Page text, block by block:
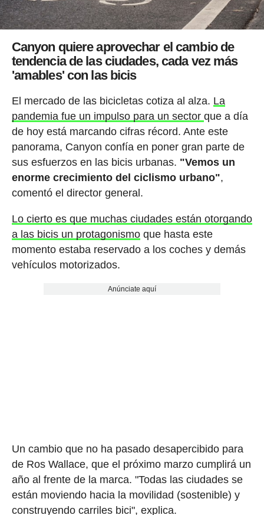
Canyon quiere aprovechar el cambio de
tendencia de las ciudades, cada vez más
'amables' con las bicis
El mercado de las bicicletas cotiza al alza. La
pandemia fue un impulso para un sector que a día
de hoy está marcando cifras récord. Ante este
panorama, Canyon confía en poner gran parte de
sus esfuerzos en las bicis urbanas. "Vemos un
enorme crecimiento del ciclismo urbano",
comentó el director general.
Lo cierto es que muchas ciudades están otorgando
a las bicis un protagonismoque hasta este
momento estaba reservado a los coches y demás
vehículos motorizados.
Anúnciate aquí
Un cambio que no ha pasado desapercibido para
de Ros Wallace, que el próximo marzo cumplirá un
año al frente de la marca. "Todas las ciudades se
están moviendo hacia la movilidad (sostenible) y
construyendo carriles bici", explica.